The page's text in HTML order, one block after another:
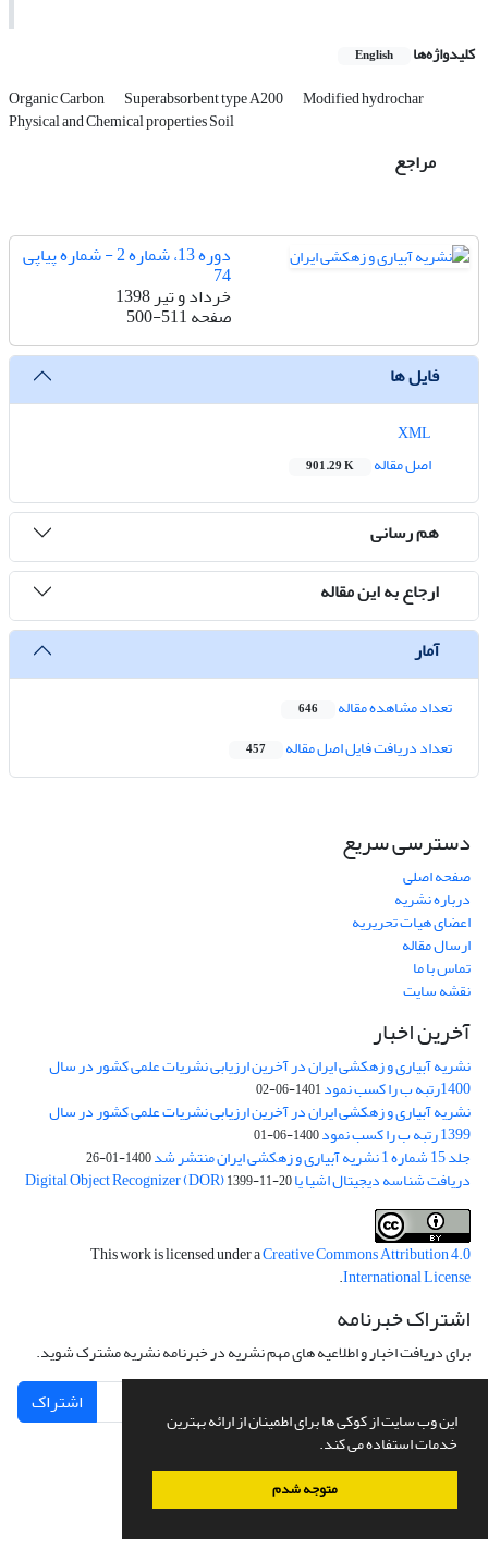
این وب سایت از کوکی ها برای اطمینان از ارائه بهترین
خدمات استفاده می کند.
متوجه شدم
کلیدواژه‌ها English
Organic Carbon Superabsorbent type A200 Modified hydrochar
Physical and Chemical properties Soil
مراجع
دوره 13، شماره 2 - شماره پیاپی
74
خرداد و تیر 1398
صفحه500-511
فایل ها
اصل مقاله
901.29 K
هم رسانی
ارجاع به این مقاله
آمار
تعداد مشاهده مقاله 646
تعداد دریافت فایل اصل مقاله 457
دسترسی سریع
صفحه اصلی
درباره نشریه
اعضای هیات تحریریه
ارسال مقاله
تماس با ما
نقشه سایت
آخرین اخبار
نشریه آبیاری و زهکشی ایران در آخرین ارزیابی نشریات علمی کشور در سال
1400رتبه ب را کسب نمود 1401-06-02
نشریه آبیاری و زهکشی ایران در آخرین ارزیابی نشریات علمی کشور در سال
1399 رتبه ب را کسب نمود 1400-06-01
جلد 15 شماره 1 نشریه آبیاری و زهکشی ایران منتشر شد 1400-01-26
دریافت شناسه دیجیتال اشیا یا Digital Object Recognizer (DOR)1399-11-20
This work is licensed under aCreative Commons Attribution 4.0
International License
.
اشتراک خبرنامه
برای دریافت اخبار و اطلاعیه های مهم نشریه در خبرنامه نشریه مشترک شوید.
اشتراک
سامانه مدیریت نشریات علمی.طراحی و پیاده سازی ازسیناوب